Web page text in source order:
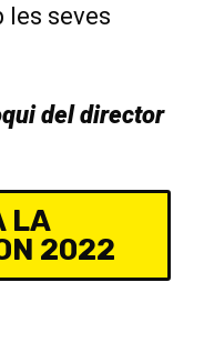
les seves
del director
LA
2022